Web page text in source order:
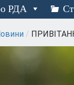
РДА
/